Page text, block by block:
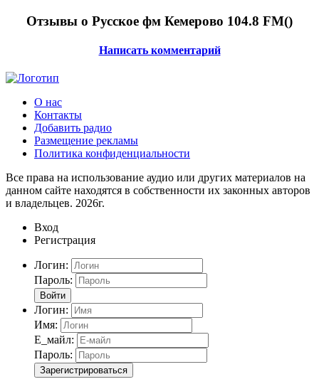
Отзывы о Русское фм Кемерово 104.8 FM()
Написать комментарий
О нас
Контакты
Добавить радио
Размещение рекламы
Политика конфиденциальности
Все права на использование аудио или других материалов на
данном сайте находятся в собственности их законных авторов
и владельцев. 2026г.
Вход
Регистрация
Логин:
Пароль:
Войти
Логин:
Имя:
Е_майл:
Пароль:
Зарегистрироваться